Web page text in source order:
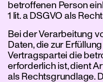
betroffenen Person
1 lit. a DSGVO als
Bei der Verarbeitung
Daten, die zur
Vertragspartei die
erforderlich ist, dient
als Rechtsgrundlage.